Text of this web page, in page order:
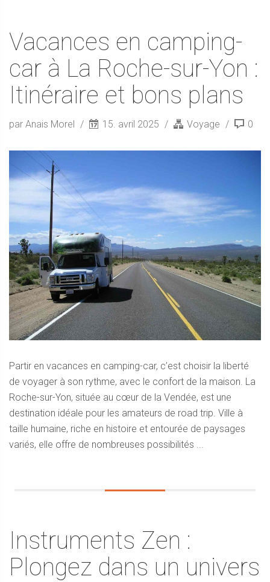
Vacances en camping-
car à La Roche-sur-Yon :
Itinéraire et bons plans
par Anais Morel 15. avril 2025 Voyage 0
Partir en vacances en camping-car, c’est choisir la liberté
de voyager à son rythme, avec le confort de la maison. La
Roche-sur-Yon, située au cœur de la Vendée, est une
destination idéale pour les amateurs de road trip. Ville à
taille humaine, riche en histoire et entourée de paysages
variés, elle offre de nombreuses possibilités ...
Instruments Zen :
Plongez dans un univers